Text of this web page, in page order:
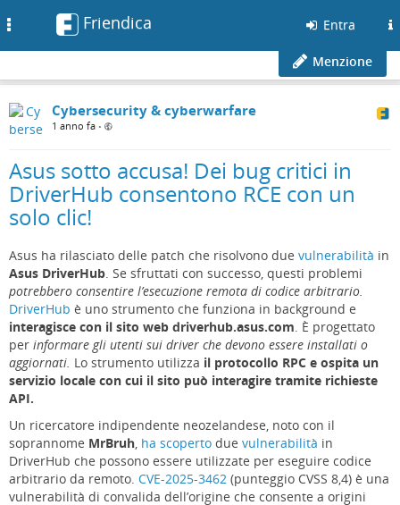
Friendica Entra
Menzione
Cybersecurity & cyberwarfare
1 anno fa •
Asus sotto accusa! Dei bug critici in
DriverHub consentono RCE con un
solo clic!
Asus ha rilasciato delle patch che risolvono due vulnerabilità in
Asus DriverHub. Se sfruttati con successo, questi problemi
potrebbero consentire l’esecuzione remota di codice arbitrario.
DriverHub è uno strumento che funziona in background e
interagisce con il sito web driverhub.asus.com. È progettato
per informare gli utenti sui driver che devono essere installati o
aggiornati. Lo strumento utilizza il protocollo RPC e ospita un
servizio locale con cui il sito può interagire tramite richieste
API.
Un ricercatore indipendente neozelandese, noto con il
soprannome MrBruh, ha scoperto due vulnerabilità in
DriverHub che possono essere utilizzate per eseguire codice
arbitrario da remoto. CVE-2025-3462 (punteggio CVSS 8,4) è una
vulnerabilità di convalida dell’origine che consente a origini